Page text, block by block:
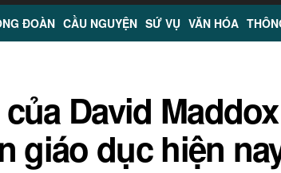
ĐOÀN CẦU NGUYỆN SỨ VỤ VĂN HÓA
của David
giáo dục hiện